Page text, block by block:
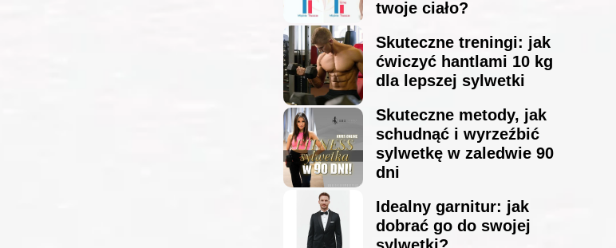
twoje ciało?
Skuteczne treningi: jak
ćwiczyć hantlami 10 kg
dla lepszej sylwetki
Skuteczne metody, jak
schudnąć i wyrzeźbić
sylwetkę w zaledwie 90
dni
Idealny garnitur: jak
dobrać go do swojej